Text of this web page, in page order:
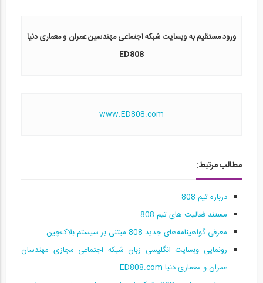
رونمایی از وبسایت ED808، شبکه اجتماعی...
59
ورود مستقیم به وبسایت شبکه اجتماعی مهندسین عمران و معماری دنیا
ED808
www.ED808.com
مطالب مرتبط:
درباره تیم 808
مستند فعالیت های تیم 808
معرفی گواهینامه‌های جدید 808 مبتنی بر سیستم بلاک‌چین
رونمایی وبسایت انگلیسی زبان شبكه اجتماعی مجازی مهندسان
عمران و معماری دنیا ED808.com